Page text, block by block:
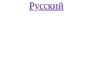
Русский